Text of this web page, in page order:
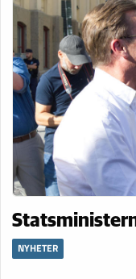
NYHETER